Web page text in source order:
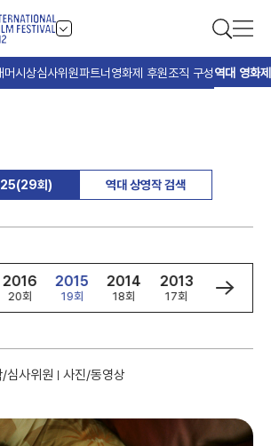
머시상심사위원파트너 영화제 후원조직 구성역대 영화제
회) 역대 상영작 검색
2016
20회
2015
19회
2014
18회
2013
17회
2012
16회
심사위원 사진/동영상